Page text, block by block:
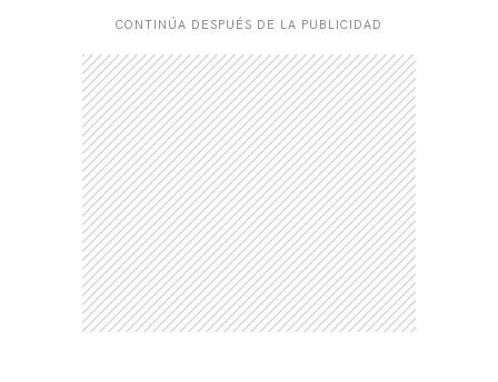
CONTINÚA DESPUÉS DE LA PUBLICIDAD